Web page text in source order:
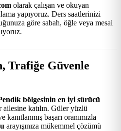
olarak çalışan ve okuyan
yapıyoruz. Ders saatlerinizi
göre sabah, öğle veya mesai
Trafiğe Güvenle
bölgesinin en iyi sürücü
katılın. Güler yüzlü
başarı oranımızla
arayışınıza mükemmel çözümü